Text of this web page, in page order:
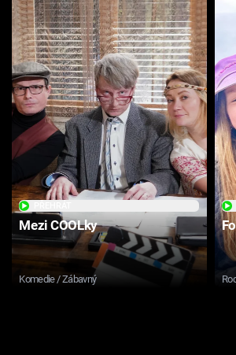
Mezi COOLky
Komedie / Zábavný